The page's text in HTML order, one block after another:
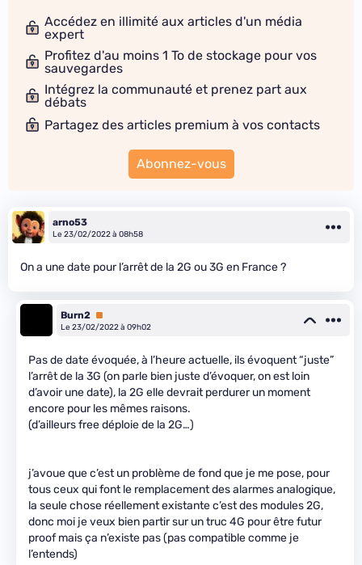
Accédez en illimité aux articles d'un média
expert
Profitez d'au moins 1 To de stockage pour vos
sauvegardes
Intégrez la communauté et prenez part aux
débats
Partagez des articles premium à vos contacts
Abonnez-vous
arno53
Le 23/02/2022 à 08h58
On a une date pour l’arrêt de la 2G ou 3G en France ?
Burn2 Premium
Le 23/02/2022 à 09h02
Pas de date évoquée, à l’heure actuelle, ils évoquent “juste”
l’arrêt de la 3G (on parle bien juste d’évoquer, on est loin
d’avoir une date), la 2G elle devrait perdurer un moment
encore pour les mêmes raisons.
(d’ailleurs free déploie de la 2G…)
j’avoue que c’est un problème de fond que je me pose, pour
tous ceux qui font le remplacement des alarmes analogique,
la seule chose réellement existante c’est des modules 2G,
donc moi je veux bien partir sur un truc 4G pour être futur
proof mais ça n’existe pas (pas compatible comme je
l’entends)